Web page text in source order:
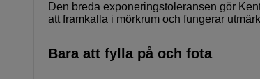
Den breda exponeringstoleransen gör
att framkalla i mörkrum och fungerar
Bara att fylla på och fota